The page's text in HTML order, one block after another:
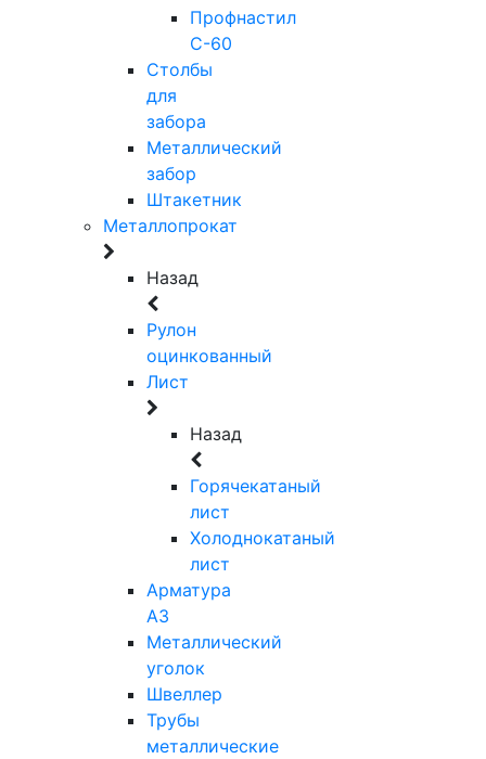
Профнастил
С-60
Столбы
для
забора
Металлический
забор
Штакетник
Металлопрокат
Назад
Рулон
оцинкованный
Лист
Назад
Горячекатаный
лист
Холоднокатаный
лист
Арматура
А3
Металлический
уголок
Швеллер
Трубы
металлические